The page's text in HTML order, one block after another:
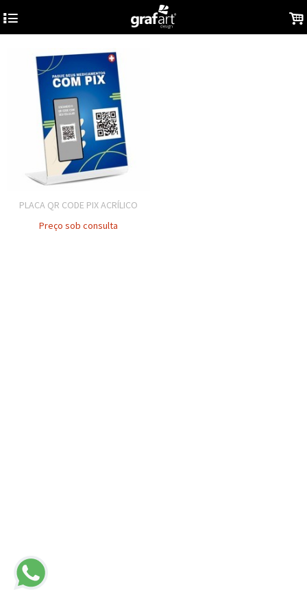
4 .
PLACA QR CODE PIX ACRÍLICO
Preço sob consulta